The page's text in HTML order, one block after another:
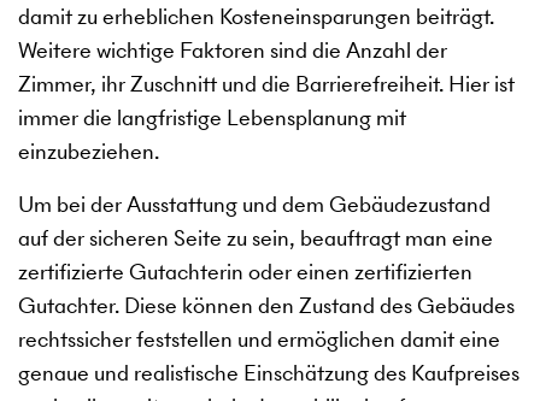
damit zu erheblichen Kosteneinsparungen beiträgt.
Weitere wichtige Faktoren sind die Anzahl der
Zimmer, ihr Zuschnitt und die Barrierefreiheit. Hier ist
immer die langfristige Lebensplanung mit
einzubeziehen.
Um bei der Ausstattung und dem Gebäudezustand
auf der sicheren Seite zu sein, beauftragt man eine
zertifizierte Gutachterin oder einen zertifizierten
Gutachter. Diese können den Zustand des Gebäudes
rechtssicher feststellen und ermöglichen damit eine
genaue und realistische Einschätzung des Kaufpreises